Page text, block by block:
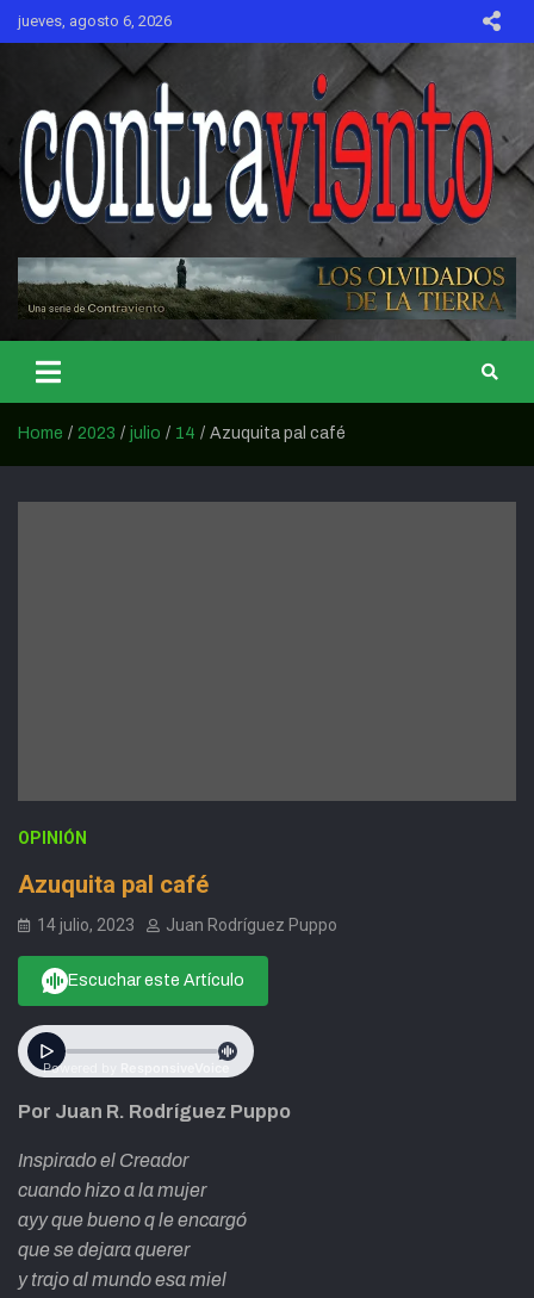
Skip
jueves, agosto 6, 2026
CONTRAVIENTO
Home 2023 julio 14 Azuquita pal café
OPINIÓN
Azuquita pal café
14 julio, 2023 Juan Rodríguez Puppo
Escuchar este Artículo
Por Juan R. Rodríguez Puppo
Inspirado el Creador
cuando hizo a la mujer
ayy que bueno q le encargó
que se dejara querer
y trajo al mundo esa miel